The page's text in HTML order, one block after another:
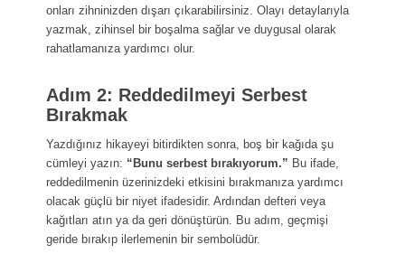
onları zihninizden dışarı çıkarabilirsiniz. Olayı detaylarıyla
yazmak, zihinsel bir boşalma sağlar ve duygusal olarak
rahatlamanıza yardımcı olur.
Adım 2: Reddedilmeyi Serbest
Bırakmak
Yazdığınız hikayeyi bitirdikten sonra, boş bir kağıda şu
cümleyi yazın: “Bunu serbest bırakıyorum.” Bu ifade,
reddedilmenin üzerinizdeki etkisini bırakmanıza yardımcı
olacak güçlü bir niyet ifadesidir. Ardından defteri veya
kağıtları atın ya da geri dönüştürün. Bu adım, geçmişi
geride bırakıp ilerlemenin bir sembolüdür.